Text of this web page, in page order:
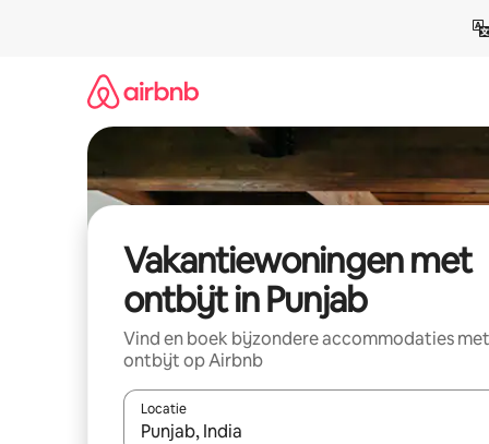
Vakantiewoningen met
ontbijt in Punjab
Vind en boek bijzondere accommodaties met
ontbijt op Airbnb
Locatie
Wanneer er suggesties beschikbaar zijn, maak